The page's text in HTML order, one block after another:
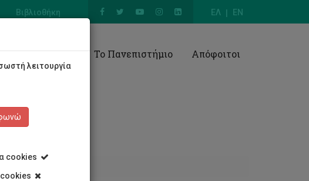
ΕΛ EN
Βιβλιοθήκη
Έρευνα Το Πανεπιστήμιο Απόφοιτοι
λειτουργία
cookies